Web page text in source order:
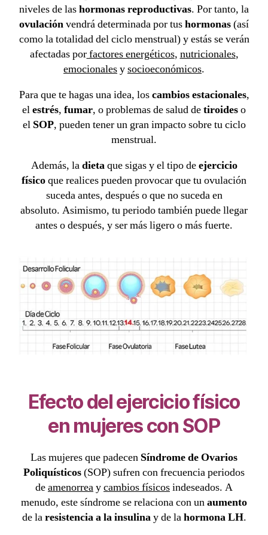
niveles de lashormonas reproductivas. Por tanto, la
ovulaciónvendrá determinada por tushormonas(así
como la totalidad del ciclo menstrual) y estás se verán
afectadas porfactores energéticos, nutricionales,
emocionalesysocioeconómicos.
Para que te hagas una idea, loscambios estacionales,
elestrés, fumar, o problemas de salud detiroideso
el SOP, pueden tener un gran impacto sobre tu ciclo
menstrual.
Además, ladietaque sigas y el tipo deejercicio
físicoque realices pueden provocar que tu ovulación
suceda antes, después o que no suceda en
absoluto. Asimismo, tu periodo también puede llegar
antes o después, y ser más ligero o más fuerte.
Efecto del ejercicio físico
en mujeres con SOP
Las mujeres que padecen Síndrome de Ovarios
Poliquísticos(SOP) sufren con frecuencia periodos
deamenorreaycambios físicosindeseados. A
menudo, este síndrome se relaciona con unaumento
de laresistencia a la insulinay de lahormona LH.